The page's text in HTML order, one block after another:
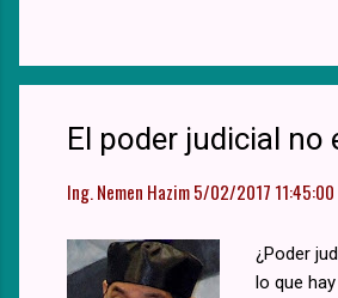
El poder judicial no
Ing. Nemen Hazim5/02/2017 11:45:00
¿Poder
lo que